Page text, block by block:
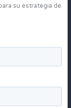
su estrategia de